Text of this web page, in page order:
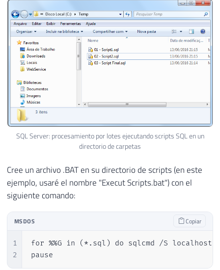
SQL Server: procesamiento por lotes ejecutando scripts SQL en un
directorio de carpetas
Cree un archivo .BAT en su directorio de scripts (en este
ejemplo, usaré el nombre "Execut Scripts.bat") con el
siguiente comando:
MSDOS Copiar
1
2
for %%G in (*.sql) do sqlcmd /S
pause